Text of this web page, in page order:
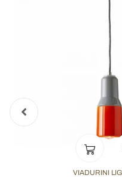
VIADURINI